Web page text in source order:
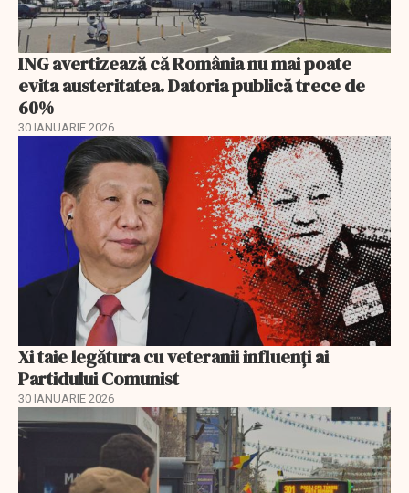
ING avertizează că România nu mai poate
evita austeritatea. Datoria publică trece de
60%
30 IANUARIE 2026
Xi taie legătura cu veteranii influenți ai
Partidului Comunist
30 IANUARIE 2026